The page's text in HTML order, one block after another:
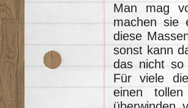
Man mag
machen sie
diese
sonst kann
das nicht so
Für viele
einen